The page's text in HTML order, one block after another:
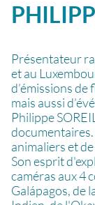
Présentateur
et au
d’émissions de
mais aussi
Philippe
animaliers et
Son esprit
caméras aux 4
Galápagos, de